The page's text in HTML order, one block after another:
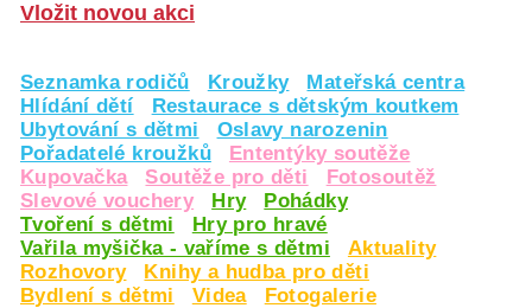
Vložit novou akci
Seznamka rodičů Kroužky
Mateřská centra
Hlídání dětí
Restaurace s dětským koutkem
Ubytování s dětmi
Oslavy narozenin
Pořadatelé kroužků
Ententýky soutěže
Kupovačka
Soutěže pro děti
Fotosoutěž
Slevové vouchery
Hry
Pohádky
Tvoření s dětmi
Hry pro hravé
Vařila myšička - vaříme s dětmi
Aktuality
Rozhovory
Knihy a hudba pro děti
Bydlení s dětmi
Videa Fotogalerie